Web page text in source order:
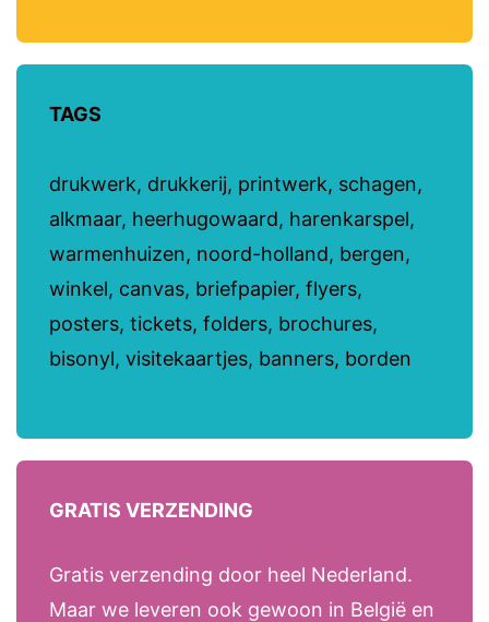
TAGS
drukwerk, drukkerij, printwerk, schagen,
alkmaar, heerhugowaard, harenkarspel,
warmenhuizen, noord-holland, bergen,
winkel, canvas, briefpapier, flyers,
posters, tickets, folders, brochures,
bisonyl, visitekaartjes, banners, borden
GRATIS VERZENDING
Gratis verzending door heel Nederland.
Maar we leveren ook gewoon in België en